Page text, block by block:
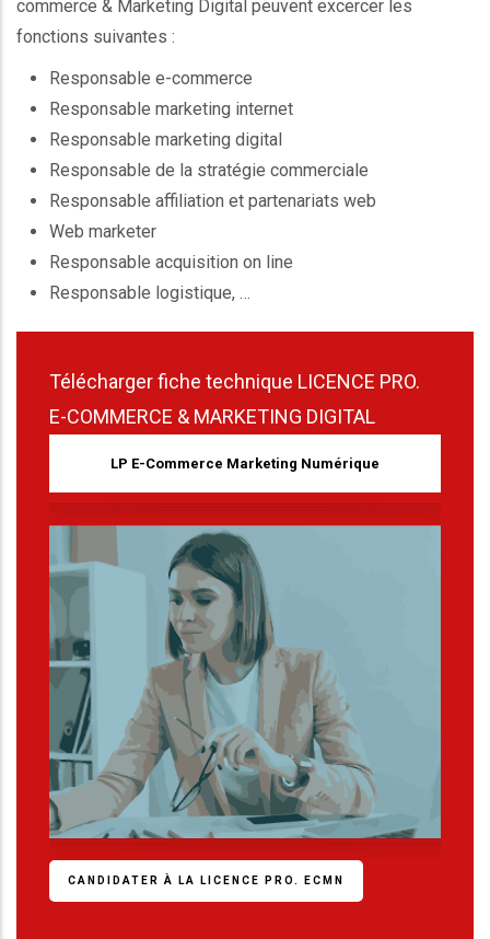
commerce & Marketing Digital peuvent excercer les
fonctions suivantes :
Responsable e-commerce
Responsable marketing internet
Responsable marketing digital
Responsable de la stratégie commerciale
Responsable affiliation et partenariats web
Web marketer
Responsable acquisition on line
Responsable logistique, …
Télécharger fiche technique LICENCE PRO.
E-COMMERCE & MARKETING DIGITAL
LP E-Commerce Marketing Numérique
CANDIDATER À LA LICENCE PRO. ECMN